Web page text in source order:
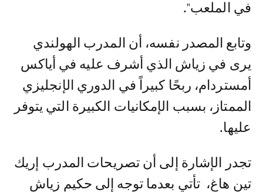
في الملعب".
وتابع المصدر نفسه، أن المدرب الهولندي
يرى في زياش الذي أشرف عليه في أياكس
أمستردام، ربحًا كبيراً في الدوري الإنجليزي
الممتاز، بسبب الإمكانيات الكبيرة التي يتوفر
عليها.
تجدر الإشارة إلى أن تصريحات المدرب إريك
تين هاغ، تأتي بعدما توجه إلى حكيم زياش